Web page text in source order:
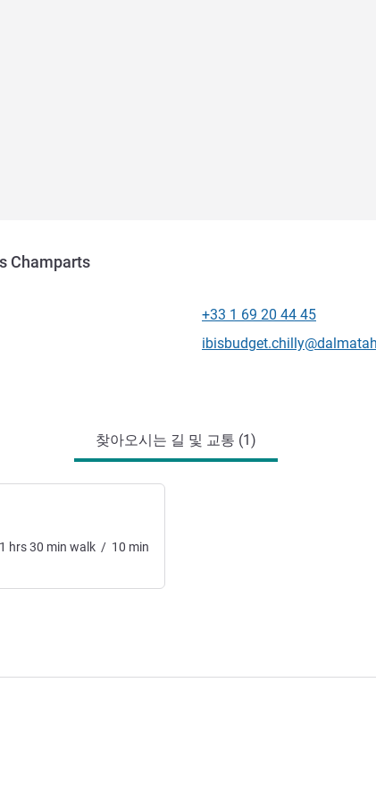
Champarts
전화
+33 1 69 20 44 45
E-mail
찾아오시는 길 및 교통 (1)
1 hrs30 min walk / 10 min